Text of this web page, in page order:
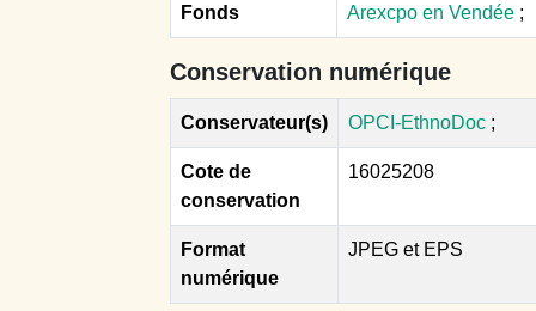
Fonds Arexcpo en Vendée ;
Conservation numérique
Conservateur(s) OPCI-EthnoDoc ;
Cote de
conservation
16025208
Format
numérique
JPEG et EPS